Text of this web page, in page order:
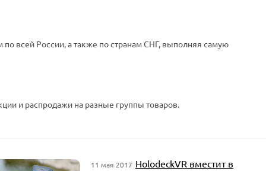
всей России, а также по странам СНГ, выполняя самую
и распродажи на разные группы товаров.
11 мая 2017 HolodeckVR вместит в